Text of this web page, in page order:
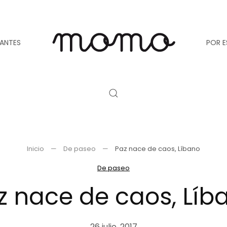
POR
Inicio De paseo
Paz nace de caos, Líbano
De paseo
nace de caos,